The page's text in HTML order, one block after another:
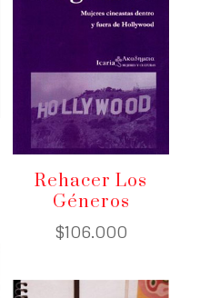
Rehacer Los
Géneros
$106.000